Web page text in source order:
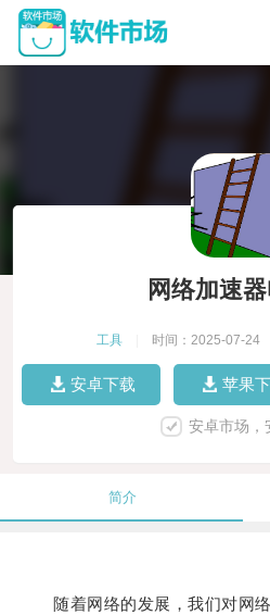
网络加速
工具 时间：2025-07-24
安卓下载 苹果
安卓市场，
简介
随着网络的发展，我们对网络